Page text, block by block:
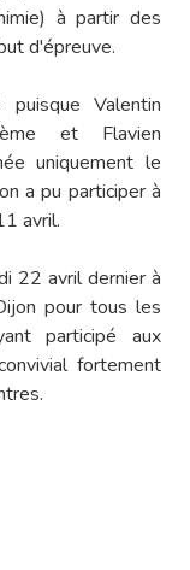
à partir des
d'épreuve.
Valentin
et Flavien
uniquement le
a pu participer à
avril.
22 avril dernier à
pour tous les
participé aux
fortement